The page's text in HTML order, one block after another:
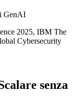
GenAI
2025, IBM The
Cybersecurity
senza